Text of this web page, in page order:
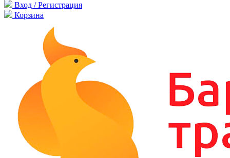
Вход / Регистрация
Корзина